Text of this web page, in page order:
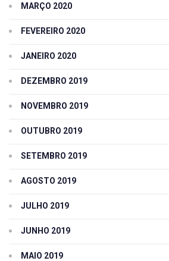
MARÇO 2020
FEVEREIRO 2020
JANEIRO 2020
DEZEMBRO 2019
NOVEMBRO 2019
OUTUBRO 2019
SETEMBRO 2019
AGOSTO 2019
JULHO 2019
JUNHO 2019
MAIO 2019